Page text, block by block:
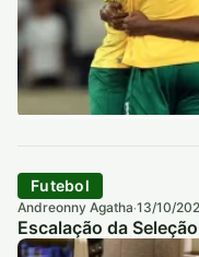
Futebol
Andreonny Agatha·13/10/
Escalação da